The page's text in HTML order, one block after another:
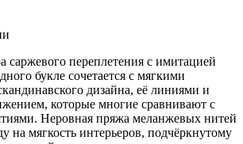
саржевого переплетения с имитацией
букле сочетается с мягкими
дизайна, её линиями и
которые многие сравнивают с
Неровная пряжа меланжевых нитей
на мягкость интерьеров, подчёркнутому